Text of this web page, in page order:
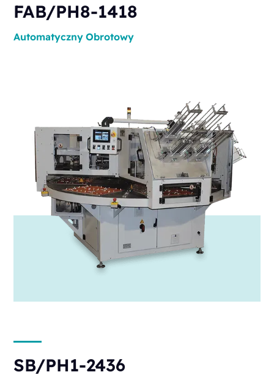
FAB/PH8-1418
Automatyczny Obrotowy
SB/PH1-2436